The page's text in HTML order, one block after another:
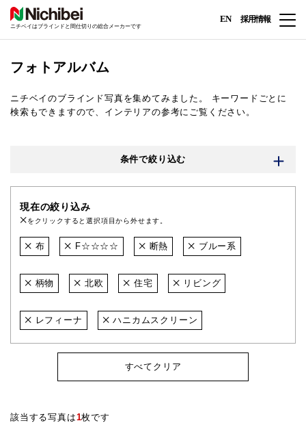
ニチベイはブラインドと間仕切りの総合メーカーです
EN 採用情報
フォトアルバム
ニチベイのブラインド写真を集めてみました。
キーワードごとに
検索もできますので、インテリアの参考にご覧ください。
条件で絞り込む
現在の絞り込み
をクリックすると選択項目から外せます。
布 F☆☆☆☆ 断熱 ブルー系
柄物 北欧 住宅 リビング
レフィーナ ハニカムスクリーン
すべてクリア
該当する写真は1枚です